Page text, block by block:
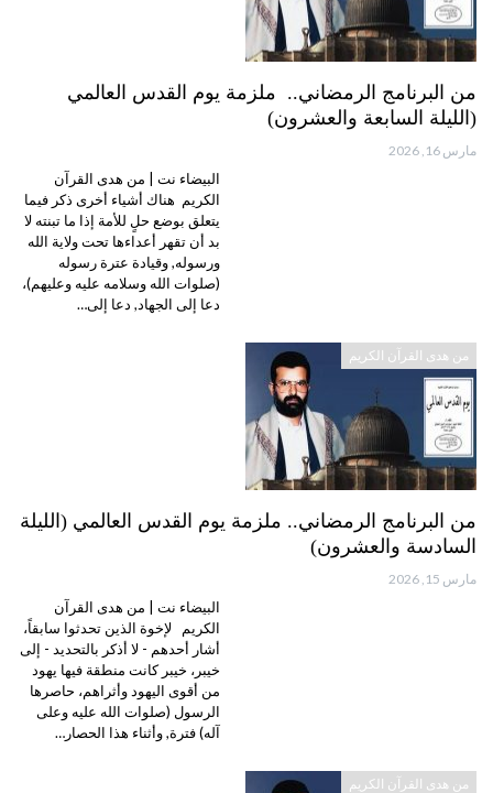
من البرنامج الرمضاني.. ملزمة يوم القدس العالمي
(الليلة السابعة والعشرون)
مارس 16, 2026
البيضاء نت | من هدى القرآن
الكريم هناك أشياء أخرى ذكر فيما
يتعلق بوضع حلٍ للأمة إذا ما تبنته لا
بد أن تقهر أعداءها تحت ولاية الله
ورسوله, وقيادة عترة رسوله
(صلوات الله وسلامه عليه وعليهم)،
دعا إلى الجهاد, دعا إلى…
من هدى القرآن الكريم
من البرنامج الرمضاني.. ملزمة يوم القدس العالمي (الليلة
السادسة والعشرون)
مارس 15, 2026
البيضاء نت | من هدى القرآن
الكريم لإخوة الذين تحدثوا سابقاً،
أشار أحدهم - لا أذكر بالتحديد - إلى
خيبر، خيبر كانت منطقة فيها يهود
من أقوى اليهود وأثراهم، حاصرها
الرسول (صلوات الله عليه وعلى
آله) فترة, وأثناء هذا الحصار…
من هدى القرآن الكريم